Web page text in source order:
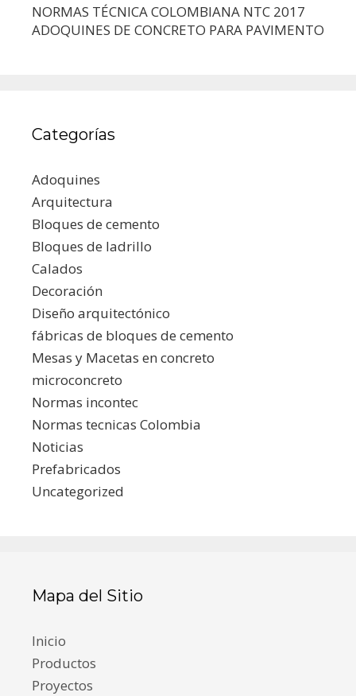
NORMAS TÉCNICA COLOMBIANA NTC 2017
ADOQUINES DE CONCRETO PARA PAVIMENTO
Categorías
Adoquines
Arquitectura
Bloques de cemento
Bloques de ladrillo
Calados
Decoración
Diseño arquitectónico
fábricas de bloques de cemento
Mesas y Macetas en concreto
microconcreto
Normas incontec
Normas tecnicas Colombia
Noticias
Prefabricados
Uncategorized
Mapa del Sitio
Inicio
Productos
Proyectos